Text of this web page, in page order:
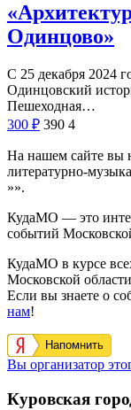
Одинцово»
С 25 декабря 2024
Одинцовский
Пешеходная…
300 ₽ 390 4
На нашем сайте вы
литературно-
»».
КудаМО — это
событий
КудаМО в курсе
Московской
Если вы знаете о
нам!
Напомнить
Вы организатор
Куровская